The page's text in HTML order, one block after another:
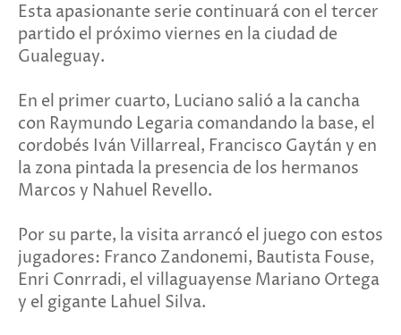
Esta apasionante serie continuará con el tercer
partido el próximo viernes en la ciudad de
Gualeguay.
En el primer cuarto, Luciano salió a la cancha
con Raymundo Legaria comandando la base, el
cordobés Iván Villarreal, Francisco Gaytán y en
la zona pintada la presencia de los hermanos
Marcos y Nahuel Revello.
Por su parte, la visita arrancó el juego con estos
jugadores: Franco Zandonemi, Bautista Fouse,
Enri Conrradi, el villaguayense Mariano Ortega
y el gigante Lahuel Silva.